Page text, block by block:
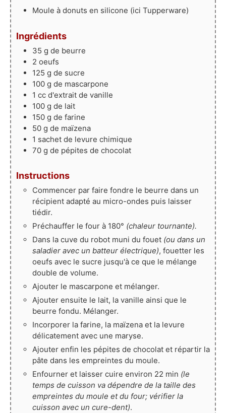
Moule à donuts en silicone (ici Tupperware)
Ingrédients
35 g de beurre
2 oeufs
125 g de sucre
100 g de mascarpone
1 cc d'extrait de vanille
100 g de lait
150 g de farine
50 g de maïzena
1 sachet de levure chimique
70 g de pépites de chocolat
Instructions
Commencer par faire fondre le beurre dans un
récipient adapté au micro-ondes puis laisser
tiédir.
Préchauffer le four à 180° (chaleur tournante).
Dans la cuve du robot muni du fouet (ou dans un
saladier avec un batteur électrique), fouetter les
oeufs avec le sucre jusqu'à ce que le mélange
double de volume.
Ajouter le mascarpone et mélanger.
Ajouter ensuite le lait, la vanille ainsi que le
beurre fondu. Mélanger.
Incorporer la farine, la maïzena et la levure
délicatement avec une maryse.
Ajouter enfin les pépites de chocolat et répartir la
pâte dans les empreintes du moule.
Enfourner et laisser cuire environ 22 min (le
temps de cuisson va dépendre de la taille des
empreintes du moule et du four; vérifier la
cuisson avec un cure-dent).